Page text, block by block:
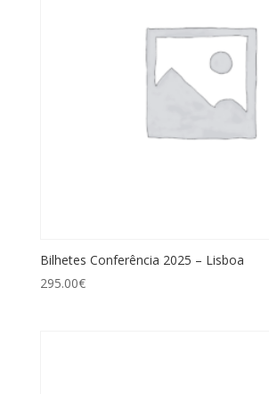
Bilhetes Conferência 2025 – Lisboa
295.00€